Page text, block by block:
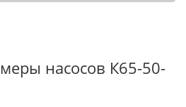
насосов К65-50-